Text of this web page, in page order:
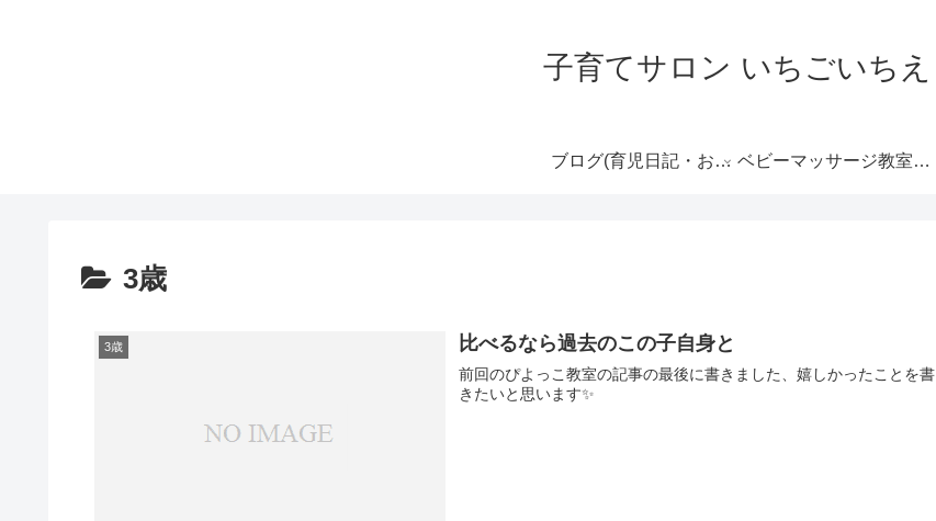
子育てサロン いちごいちえ
ブログ(育児日記・おす ベビーマッサージ教室の
3歳
3歳 比べるなら過去のこの子自身と
前回のぴよっこ教室の記事の最後に書きました、嬉しかったことを書
きたいと思います✨